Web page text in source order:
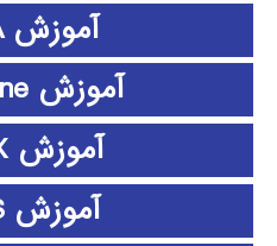
آموزش CATIA
آموزش clementine
آموزش CPLEX
آموزش EDIUS